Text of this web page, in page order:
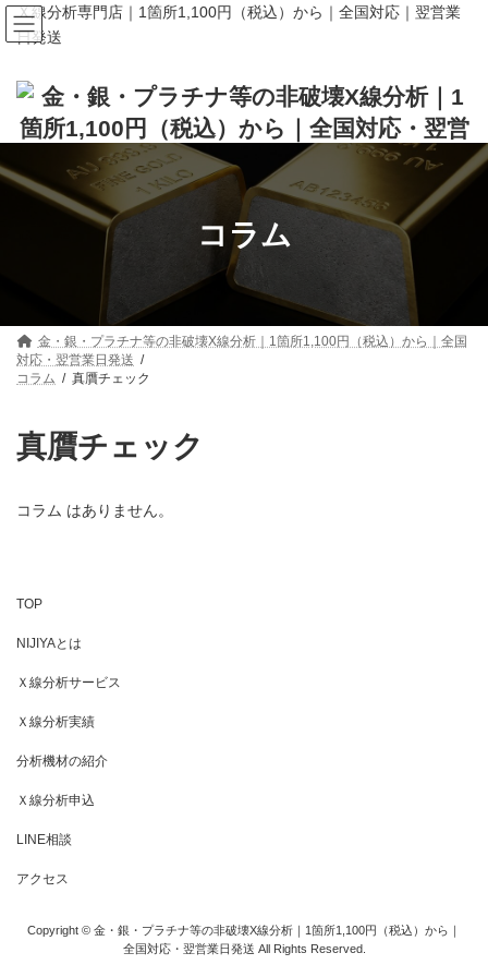
コ
ン
テ
キ
ッ
プ
ナ
ビ
ゲ
に
移
動
Ｘ線分析専門店｜1箇所1,100円（税込）から｜全国対応｜翌営業
日発送
コラム
金・銀・プラチナ等の非破壊X線分析｜1箇所1,100円（税込）から｜全国
対応・翌営業日発送
コラム
真贋チェック
真贋チェック
コラム はありません。
TOP
NIJIYAとは
Ｘ線分析サービス
Ｘ線分析実績
分析機材の紹介
Ｘ線分析申込
LINE相談
アクセス
Copyright © 金・銀・プラチナ等の非破壊X線分析｜1箇所1,100円（税込）から｜
全国対応・翌営業日発送 All Rights Reserved.